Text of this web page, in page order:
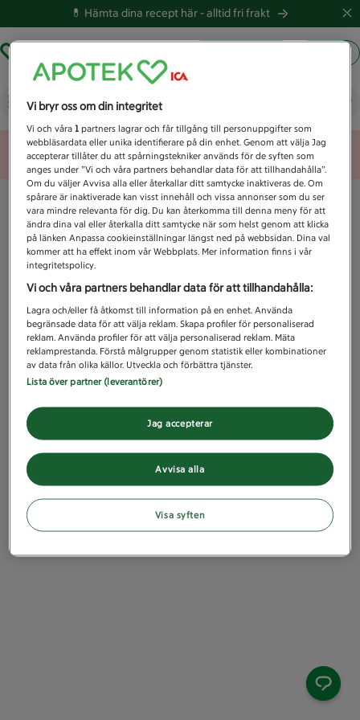
💊 Hämta dina recept här -alltid fri frakt
Vad letar du efter idag?
Unknown error
Vi bryr oss om din integritet
Vi och våra1 partners lagrar och får tillgång till personuppgifter som
webbläsardata eller unika identifierare på din enhet. Genom att välja Jag
accepterar tillåter du att spårningstekniker används för de syften som
anges under ”Vi och våra partners behandlar data för att tillhandahålla”.
Om du väljer Avvisa alla eller återkallar ditt samtycke inaktiveras de. Om
spårare är inaktiverade kan visst innehåll och vissa annonser som du ser
vara mindre relevanta för dig. Du kan återkomma till denna meny för att
ändra dina val eller återkalla ditt samtycke när som helst genom att klicka
på länken Anpassa cookieinställningar längst ned på webbsidan. Dina val
kommer att ha effekt inom vår Webbplats. Mer information finns i vår
integritetspolicy.
Vi och våra partners behandlar data för att tillhandahålla:
Lagra och/eller få åtkomst till information på en enhet. Använda
begränsade data för att välja reklam. Skapa profiler för personaliserad
reklam. Använda profiler för att välja personaliserad reklam. Mäta
reklamprestanda. Förstå målgrupper genom statistik eller kombinationer
av data från olika källor. Utveckla och förbättra tjänster.
Lista över partner (leverantörer)
Avvisa alla
Jag accepterar
Visa syften